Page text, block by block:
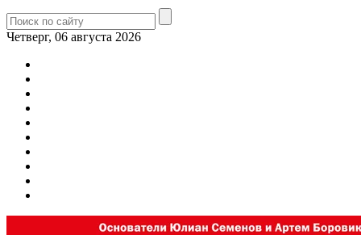
Четверг, 06 августа 2026